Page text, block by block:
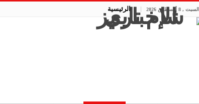
السبت , 8 أغسطس 2026 الرئيسية